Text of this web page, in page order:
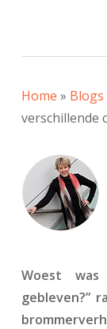
Home » Blogs
verschillende
Woest
gebleven?”